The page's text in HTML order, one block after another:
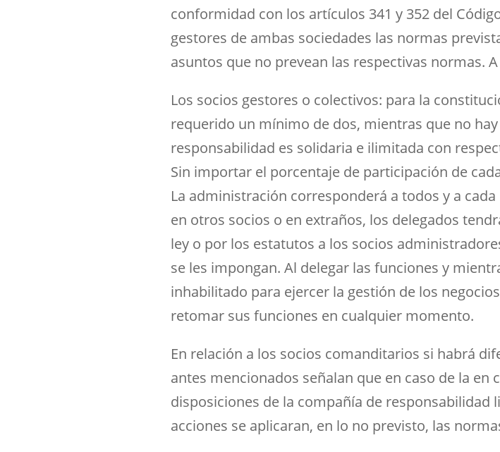
conformidad con los artículos 341 y 352 del
gestores de ambas sociedades las normas
asuntos que no prevean las respectivas normas.
Los socios gestores o colectivos: para la
requerido un mínimo de dos, mientras que no
responsabilidad es solidaria e ilimitada con
Sin importar el porcentaje de participación de
La administración corresponderá a todos y a
en otros socios o en extraños, los delegados
ley o por los estatutos a los socios
se les impongan. Al delegar las funciones y
inhabilitado para ejercer la gestión de los
retomar sus funciones en cualquier momento.
En relación a los socios comanditarios si habrá
antes mencionados señalan que en caso de la en
disposiciones de la compañía de
acciones se aplicaran, en lo no previsto, las